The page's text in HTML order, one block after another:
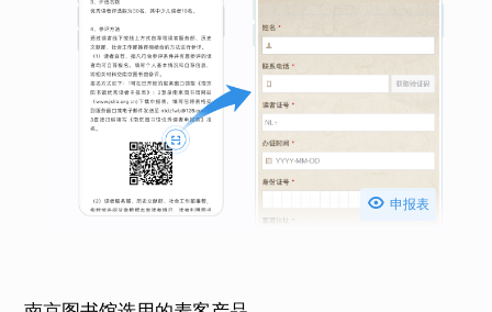
 申报表